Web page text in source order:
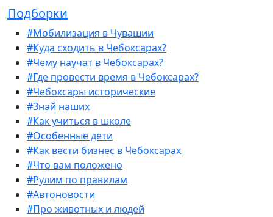
Подборки
#Мобилизация в Чувашии
#Куда сходить в Чебоксарах?
#Чему научат в Чебоксарах?
#Где провести время в Чебоксарах?
#Чебоксары исторические
#Знай наших
#Как учиться в школе
#Особенные дети
#Как вести бизнес в Чебоксарах
#Что вам положено
#Рулим по правилам
#Автоновости
#Про животных и людей